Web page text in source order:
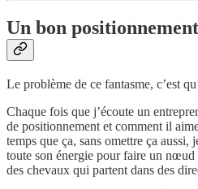
Un bon
Le problème de ce fantasme, c’est
Chaque fois que j’écoute un
de positionnement et comment il
temps que ça, sans omettre ça
toute son énergie pour faire un nœud
des chevaux qui partent dans des